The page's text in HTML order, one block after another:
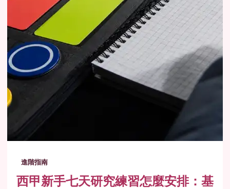
進階指南
西甲新手七天研究練習怎麼安排：基